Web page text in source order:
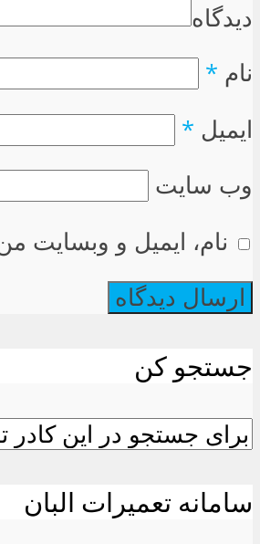
دیدگاه
نام *
ایمیل *
وب سایت
نام، ایمیل و وبسایت
جستجو کن
سامانه تعمیرات البان